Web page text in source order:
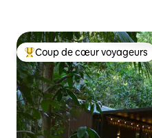
Coups de cœur voyageurs
Coup de cœur voyageurs